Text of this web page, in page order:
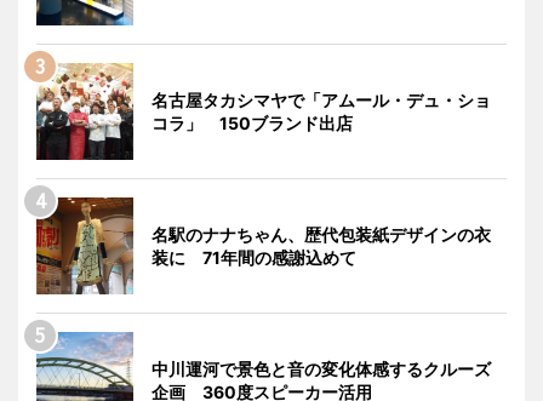
名古屋タカシマヤで「アムール・デュ・ショ
コラ」 150ブランド出店
名駅のナナちゃん、歴代包装紙デザインの衣
装に 71年間の感謝込めて
中川運河で景色と音の変化体感するクルーズ
企画 360度スピーカー活用